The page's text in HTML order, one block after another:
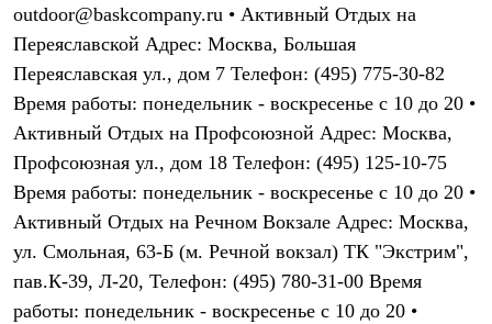
Толстовки
Брюки
Шорты
Женская одежда
Утепленная пухом
Куртки
Жилеты
Утепленная синтетикой
Куртки
Брюки
Штормовая одежда
Куртки
Софтшелл одежда
Куртки
outdoor@baskcompany.ru • Активный Отдых на
Переяславской Адрес: Москва, Большая
Переяславская ул., дом 7 Телефон: (495) 775-30-82
Время работы: понедельник - воскресенье с 10 до 20 •
Активный Отдых на Профсоюзной Адрес: Москва,
Профсоюзная ул., дом 18 Телефон: (495) 125-10-75
Время работы: понедельник - воскресенье с 10 до 20 •
Активный Отдых на Речном Вокзале Адрес: Москва,
ул. Смольная, 63-Б (м. Речной вокзал) ТК "Экстрим",
пав.К-39, Л-20, Телефон: (495) 780-31-00 Время
работы: понедельник - воскресенье с 10 до 20 •